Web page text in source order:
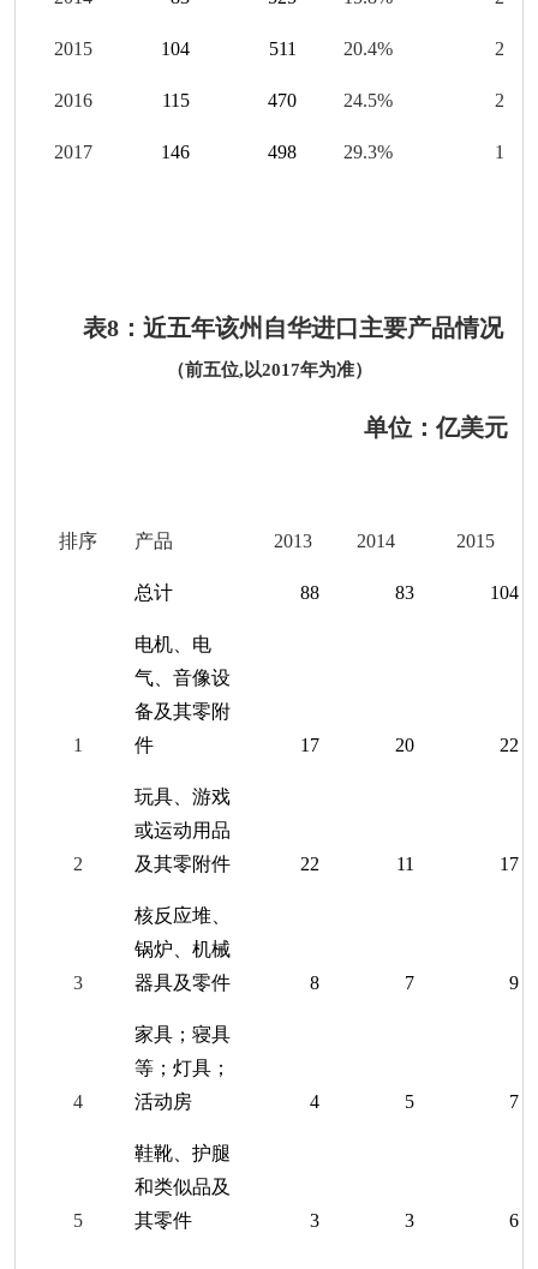
201 5 104 511 20.4% 2
2016 115 470 24.5% 2
201 7 146 498 29.3% 1
表8 ：近五年该州自华进口主要产品情况
（前五位, 以2017年为准）
单位：亿美元
排序 产品 2013 2014 201 5
总计 88 83 104
1
电机、电
气、音像设
备及其零附
件
17 20 22
2
玩具、游戏
或运动用品
及其零附件
22 11 17
3
核反应堆、
锅炉、机械
器具及零件
8 7 9
4
家具；寝具
等；灯具；
活动房
4 5 7
5
鞋靴、护腿
和类似品及
其零件
3 3 6